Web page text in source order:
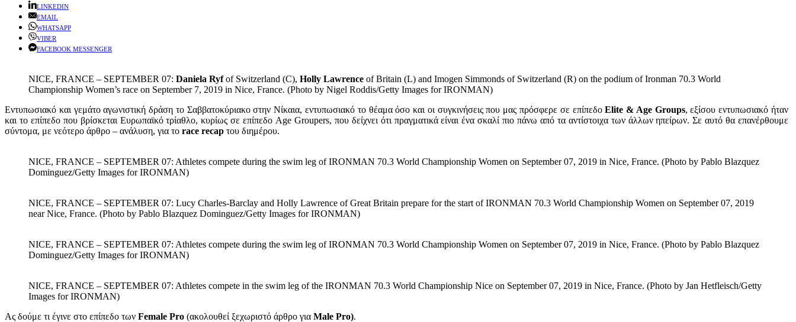
LINKEDIN
EMAIL
WHATSAPP
VIBER
FACEBOOK MESSENGER
NICE, FRANCE – SEPTEMBER 07: Daniela Ryfof Switzerland (C), Holly Lawrence of Britain (L) and Imogen Simmonds of Switzerland (R) on the podium of Ironman 70.3 World
Championship Women’s race on September 7, 2019 in Nice, France. (Photo by Nigel Roddis/Getty Images for IRONMAN)
Εντυπωσιακό και γεμάτο αγωνιστική δράση το Σαββατοκύριακο στην Νίκαια, εντυπωσιακό το θέαμα όσο και οι συγκινήσεις που μας πρόσφερε σε επίπεδοElite & Age Groups, εξίσου εντυπωσιακό ήταν
και το επίπεδο που βρίσκεται Ευρωπαϊκό τρίαθλο, κυρίως σε επίπεδο Age Groupers, που δείχνει ότι πραγματικά είναι ένα σκαλί πιο πάνω από τα αντίστοιχα των άλλων ηπείρων. Σε αυτό θα επανέρθουμε
σύντομα, με νεότερο άρθρο – ανάλυση, για το race recap του διημέρου.
NICE, FRANCE – SEPTEMBER 07: Athletes compete during the swim leg of IRONMAN 70.3 World Championship Women on September 07, 2019 in Nice, France. (Photo by Pablo Blazquez
Dominguez/Getty Images for IRONMAN)
NICE, FRANCE – SEPTEMBER 07: Lucy Charles-Barclay and Holly Lawrence of Great Britain prepare for the start of IRONMAN 70.3 World Championship Women on September 07, 2019
near Nice, France. (Photo by Pablo Blazquez Dominguez/Getty Images for IRONMAN)
NICE, FRANCE – SEPTEMBER 07: Athletes compete during the swim leg of IRONMAN 70.3 World Championship Women on September 07, 2019 in Nice, France. (Photo by Pablo Blazquez
Dominguez/Getty Images for IRONMAN)
NICE, FRANCE – SEPTEMBER 07: Athletes compete in the swim leg of the IRONMAN 70.3 World Championship Nice on September 07, 2019 in Nice, France. (Photo by Jan Hetfleisch/Getty
Images for IRONMAN)
Ας δούμε τι έγινε στο επίπεδο των Female Pro (ακολουθεί ξεχωριστό άρθρο για Male Pro).